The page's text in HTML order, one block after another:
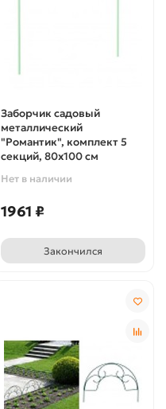
Заборчик садовый
металлический
"Романтик", комплект 5
секций, 80х100 см
Нет в наличии
1961 ₽
Закончился